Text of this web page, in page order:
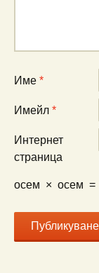
Име *
Имейл *
Интернет
страница
осем × осем =